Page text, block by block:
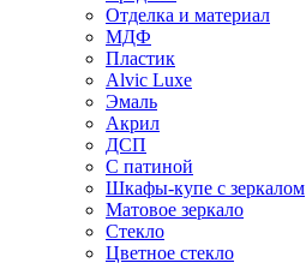
Отделка и материал
МДФ
Пластик
Alvic Luxe
Эмаль
Акрил
ДСП
С патиной
Шкафы-купе с зеркалом
Матовое зеркало
Стекло
Цветное стекло